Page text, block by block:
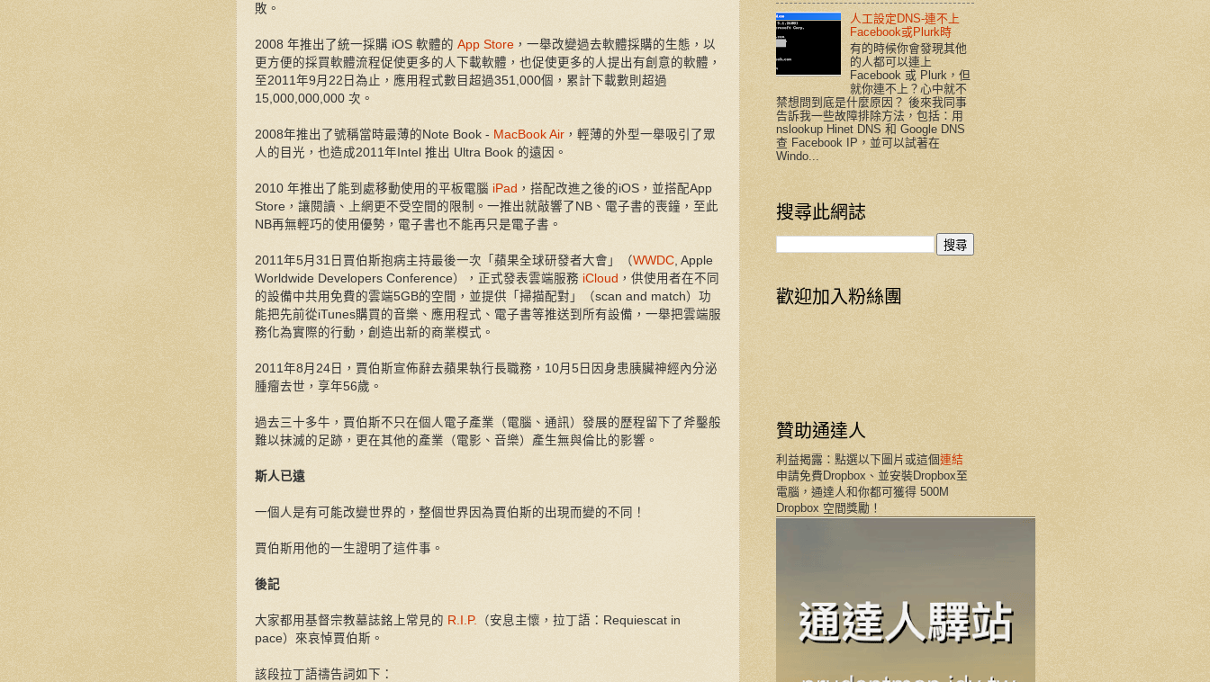
敗。
2008 年推出了統一採購 iOS 軟體的 App Store ，一舉改變過去軟體採購的生態，以
更方便的採買軟體流程促使更多的人下載軟體，也促使更多的人提出有創意的軟體，
至2011年9月22日為止，應用程式數目超過351,000個，累計下載數則超過
15,000,000,000 次。
2008年推出了號稱當時最薄的Note Book - MacBook Air ，輕薄的外型一舉吸引了眾
人的目光，也造成2011年Intel 推出 Ultra Book 的遠因。
2010 年推出了能到處移動使用的平板電腦 iPad ，搭配改進之後的iOS，並搭配App
Store，讓閱讀、上網更不受空間的限制。一推出就敲響了NB、電子書的喪鐘，至此
NB再無輕巧的使用優勢，電子書也不能再只是電子書。
2011年5月31日賈伯斯抱病主持最後一次「蘋果全球研發者大會」（WWDC , Apple
Worldwide Developers Conference），正式發表雲端服務 iCloud ，供使用者在不同
的設備中共用免費的雲端5GB的空間，並提供「掃描配對」（scan and match）功
能把先前從iTunes購買的音樂、應用程式、電子書等推送到所有設備，一舉把雲端服
務化為實際的行動，創造出新的商業模式。
2011年8月24日，賈伯斯宣佈辭去蘋果執行長職務，10月5日因身患胰臟神經內分泌
腫瘤去世，享年56歲。
過去三十多牛，賈伯斯不只在個人電子產業（電腦、通訊）發展的歷程留下了斧鑿般
難以抹滅的足跡，更在其他的產業（電影、音樂）產生無與倫比的影響。
斯人已遠
一個人是有可能改變世界的，整個世界因為賈伯斯的出現而變的不同！
賈伯斯用他的一生證明了這件事。
後記
大家都用基督宗教墓誌銘上常見的 R.I.P.
（安息主懷，拉丁語：Requiescat in
pace）來哀悼賈伯斯。
該段拉丁語禱告詞如下：
人工設定DNS-連不上
Facebook或Plurk時
有的時候你會發現其他
的人都可以連上
Facebook 或 Plurk，但
就你連不上？心中就不
禁想問到底是什麼原因？ 後來我同事
告訴我一些故障排除方法，包括：用
nslookup Hinet DNS 和 Google DNS
查 Facebook IP，並可以試著在
Windo...
搜尋此網誌
歡迎加入粉絲團
贊助通達人
利益揭露：點選以下圖片或這個連結
申請免費Dropbox、並安裝Dropbox至
電腦，通達人和你都可獲得 500M
Dropbox 空間獎勵！